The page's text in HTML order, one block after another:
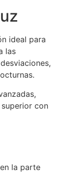
ideal para
las
con
la parte